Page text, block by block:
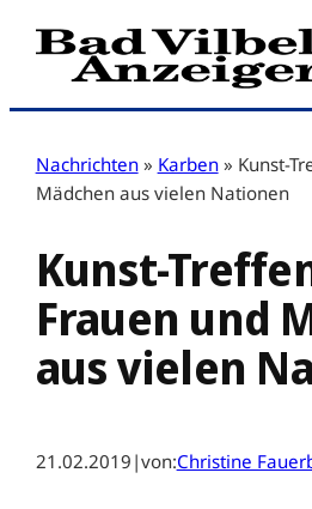
Zum
Inhalt
Nachrichten » Karben » Kunst-
Mädchen aus vielen Nationen
Kunst-
Frauen und
aus vielen
21.02.2019 |von:Christine